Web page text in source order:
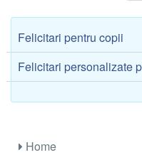
Felicitari pentru copii
Felicitari personalizate
Home